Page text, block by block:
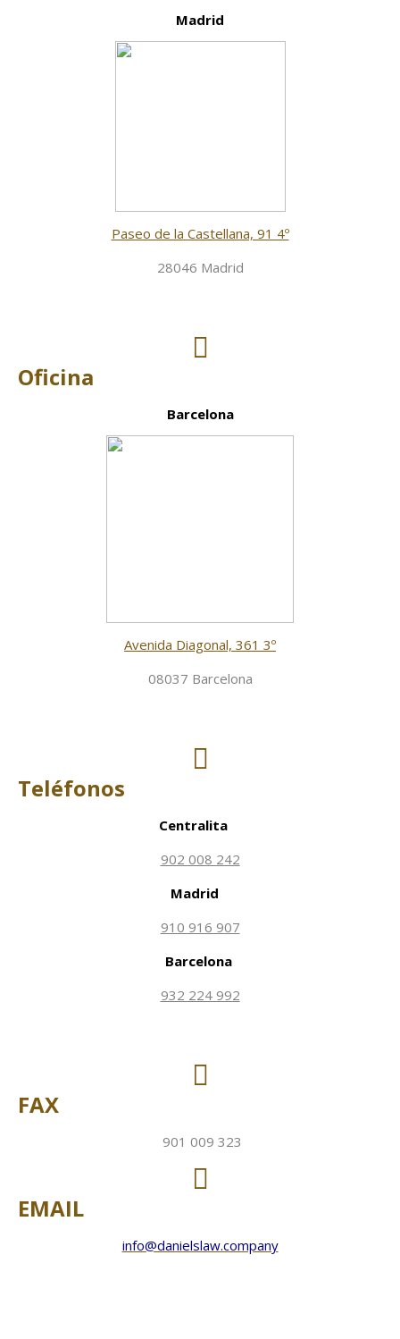
Madrid
Paseo de la Castellana, 91 4º
28046 Madrid
Oficina
Barcelona
Avenida Diagonal, 361 3º
08037 Barcelona
Teléfonos
Centralita
902 008 242
Madrid
910 916 907
Barcelona
932 224 992
FAX
901 009 323
EMAIL
info@danielslaw.company